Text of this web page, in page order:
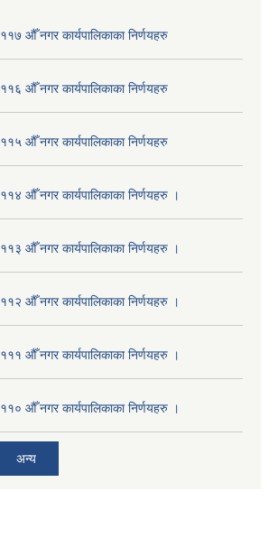
११७ औँ नगर कार्यपालिकाका निर्णयहरु
११६ औँ नगर कार्यपालिकाका निर्णयहरु
११५ औँ नगर कार्यपालिकाका निर्णयहरु
११४ औँ नगर कार्यपालिकाका निर्णयहरु ।
११३ औँ नगर कार्यपालिकाका निर्णयहरु ।
११२ औँ नगर कार्यपालिकाका निर्णयहरु ।
१११ औँ नगर कार्यपालिकाका निर्णयहरु ।
११० औँ नगर कार्यपालिकाका निर्णयहरु ।
अन्य